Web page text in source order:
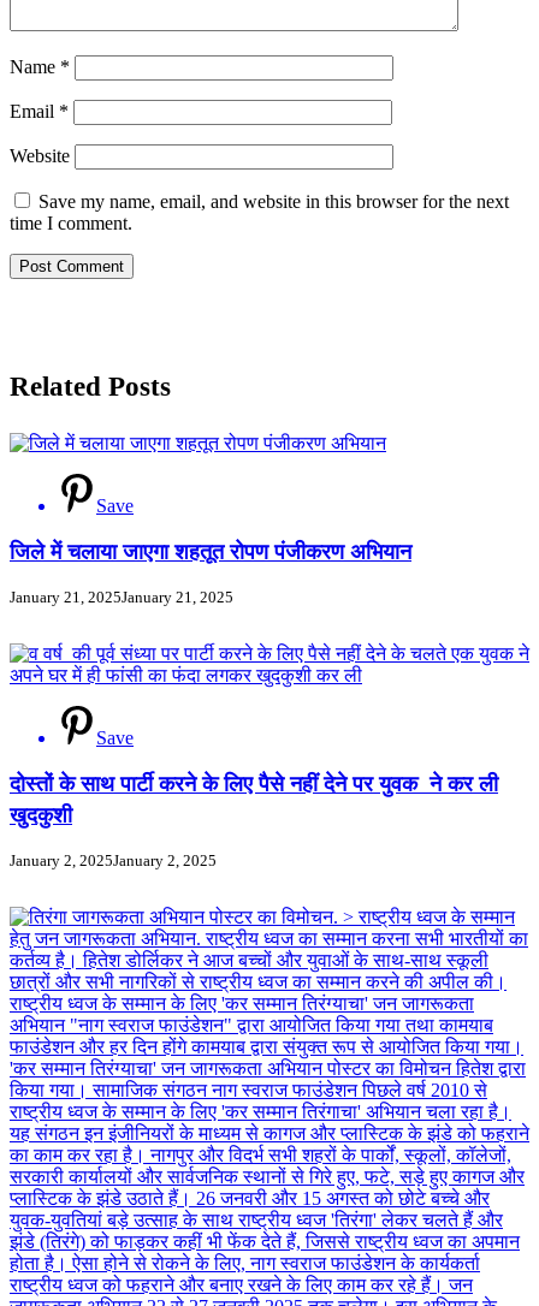
Name *
Email *
Website
Save my name, email, and website in this browser for the next
time I comment.
Related Posts
Save
जिले में चलाया जाएगा शहतूत रोपण पंजीकरण अभियान
January 21, 2025January 21, 2025
Save
दोस्तों के साथ पार्टी करने के लिए पैसे नहीं देने पर युवक ने कर ली
खुदकुशी
January 2, 2025January 2, 2025